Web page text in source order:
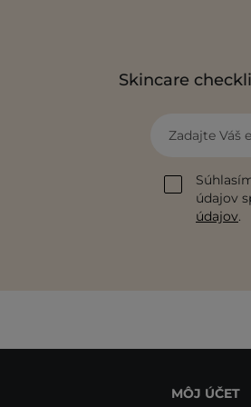
Skincare
Zadajte Váš
údajov
údajov.
MÔJ ÚČET